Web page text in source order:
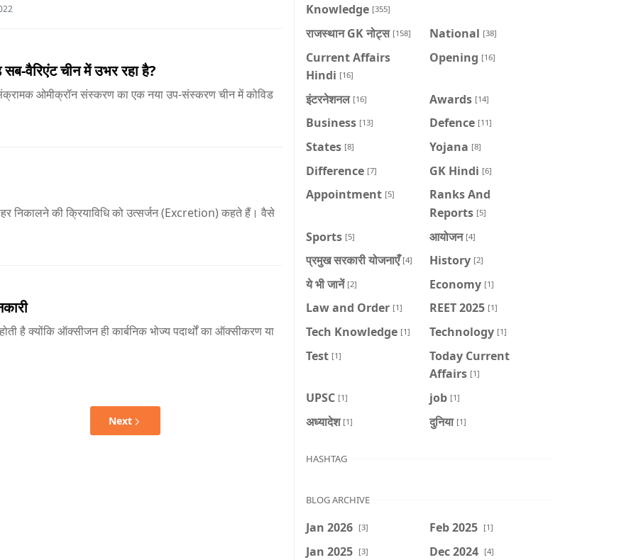
वैरिएंट चीन में उभर रहा है?
ओमीक्रॉन संस्करण का एक नया उप-संस्करण चीन में कोविड
निकालने की क्रियाविधि को उत्सर्जन (Excretion) कहते हैं। वैसे
है क्योंकि ऑक्सीजन ही कार्बनिक भोज्य पदार्थों का ऑक्सीकरण या
Next
Knowledge [355]
राजस्थान GK नोट्स [158] National [38]
Current Affairs
Hindi [16]
Opening [16]
इंटरनेशनल [16] Awards [14]
Business [13] Defence [11]
States [8] Yojana [8]
Difference [7] GK Hindi [6]
Appointment [5]
Ranks And
Reports [5]
Sports [5] आयोजन [4]
प्रमुख सरकारी योजनाएँ [4] History [2]
ये भी जानें [2] Economy [1]
Law and Order [1] REET 2025 [1]
Tech Knowledge [1] Technology [1]
Test [1]
Today Current
Affairs [1]
UPSC [1] job [1]
अध्यादेश [1] दुनिया [1]
HASHTAG
BLOG ARCHIVE
Jan 2026 [3] Feb 2025 [1]
Jan 2025 [3] Dec 2024 [4]